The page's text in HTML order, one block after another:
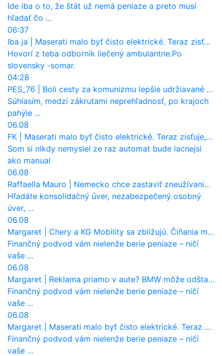
Ide iba o to, že štát už nemá peniaze a preto musí
hľadať čo ...
06:37
Iba ja
Maserati malo byť čisto elektrické. Teraz zisťuje, že potrebuje nový osemvalcový motor
Hovorí z teba odborník liečený ambulantne.Po
slovensky -somar.
04:28
PES_76
Boli cesty za komunizmu lepšie udržiavané ako dnes?
Súhlasím, medzí zákrutami neprehľadnosť, po krajoch
pahýle ...
06.08
FK
Maserati malo byť čisto elektrické. Teraz zisťuje, že potrebuje nový osemvalcový motor
Som si nikdy nemyslel ze raz automat bude lacnejsi
ako manual
06.08
Raffaella Mauro
Nemecko chce zastaviť zneužívanie dotácií na elektromobily. Pritvrdí pravidlá
Hľadáte konsolidačný úver, nezabezpečený osobný
úver, ...
06.08
Margaret
Chery a KG Mobility sa zbližujú. Číňania môžu získať 10 % bývalého SsangYongu
Finančný podvod vám nielenže berie peniaze – ničí
vaše ...
06.08
Margaret
Reklama priamo v aute? BMW môže odštartovať nový trend
Finančný podvod vám nielenže berie peniaze – ničí
vaše ...
06.08
Margaret
Maserati malo byť čisto elektrické. Teraz zisťuje, že potrebuje nový osemvalcový motor
Finančný podvod vám nielenže berie peniaze – ničí
vaše ...